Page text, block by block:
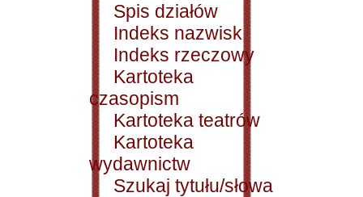
Spis działów
Indeks nazwisk
Indeks rzeczowy
Kartoteka
czasopism
Kartoteka teatrów
Kartoteka
wydawnictw
Szukaj tytułu/słowa